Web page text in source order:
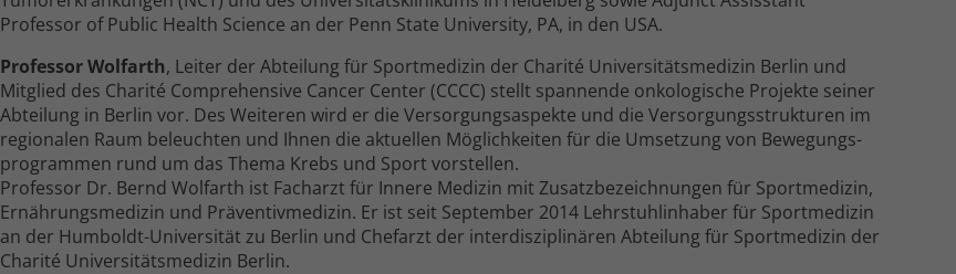
Professor of Public Health Science an der Penn State University, PA, in den USA.
Professor Wolfarth, Leiter der Abteilung für Sport­medizin der Charité Universitäts­medizin Berlin und
Mitglied des Charité Comprehensive Cancer Center (CCCC) stellt spannende onkologische Projekte seiner
Abteilung in Berlin vor. Des Weiteren wird er die Versorgungs­aspekte und die Versorgungs­strukturen im
regionalen Raum beleuchten und Ihnen die aktuellen Möglich­keiten für die Umsetzung von Bewegungs­
programmen rund um das Thema Krebs und Sport vorstellen.
Professor Dr. Bernd Wolfarth ist Facharzt für Innere Medizin mit Zusatzbezeichnungen für Sportmedizin,
Ernährungsmedizin und Präventivmedizin. Er ist seit September 2014 Lehrstuhlinhaber für Sportmedizin
an der Humboldt-Universität zu Berlin und Chefarzt der interdisziplinären Abteilung für Sportmedizin der
Charité Universitätsmedizin Berlin.